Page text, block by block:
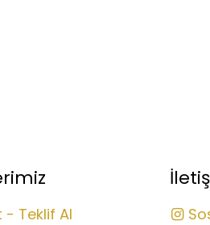
- Teklif Al